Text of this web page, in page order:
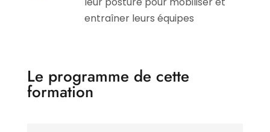
entraîner leurs équipes
Le programme de cette
formation